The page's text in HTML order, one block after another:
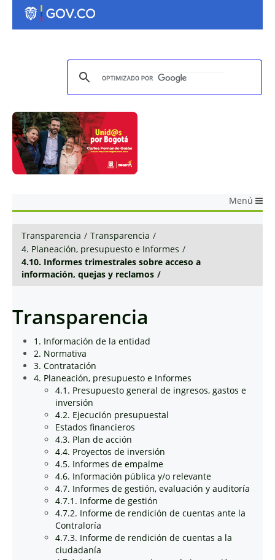
Menú
Transparencia / Transparencia /
4. Planeación, presupuesto e Informes /
4.10. Informes trimestrales sobre acceso a
información, quejas y reclamos /
Transparencia
1. Información de la entidad
2. Normativa
3. Contratación
4. Planeación, presupuesto e Informes
4.1. Presupuesto general de ingresos, gastos e
inversión
4.2. Ejecución presupuestal
Estados financieros
4.3. Plan de acción
4.4. Proyectos de inversión
4.5. Informes de empalme
4.6. Información pública y/o relevante
4.7. Informes de gestión, evaluación y auditoría
4.7.1. Informe de gestión
4.7.2. Informe de rendición de cuentas ante la
Contraloría
4.7.3. Informe de rendición de cuentas a la
ciudadanía